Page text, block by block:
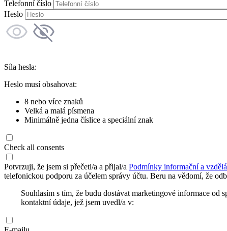
Telefonní číslo
Heslo
Síla hesla:
Heslo musí obsahovat:
8 nebo více znaků
Velká a malá písmena
Minimálně jedna číslice a speciální znak
Check all consents
Potvrzuji, že jsem si přečetl/a a přijal/a Podmínky informační a
telefonickou podporu za účelem správy účtu. Beru na vědomí, že
Souhlasím s tím, že budu dostávat marketingové informace
kontaktní údaje, jež jsem uvedl/a v: